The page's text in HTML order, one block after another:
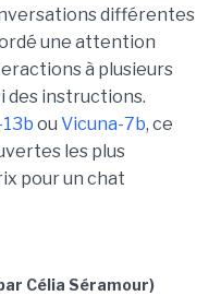
différentes
une attention
à plusieurs
des instructions.
ou Vicuna-7b, ce
les plus
pour un chat
Célia Séramour)